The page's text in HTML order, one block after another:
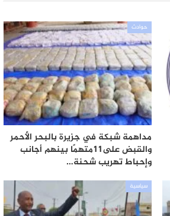
حوادث
مداهمة شبكة في جزيرة بالبحر الأحمر
والقبض على11متهمًا بينهم أجانب
وإحباط تهريب شحنة…
سياسية